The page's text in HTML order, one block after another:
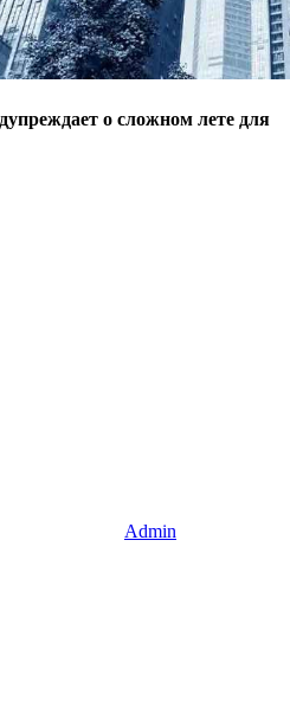
о сложном лете для
Admin